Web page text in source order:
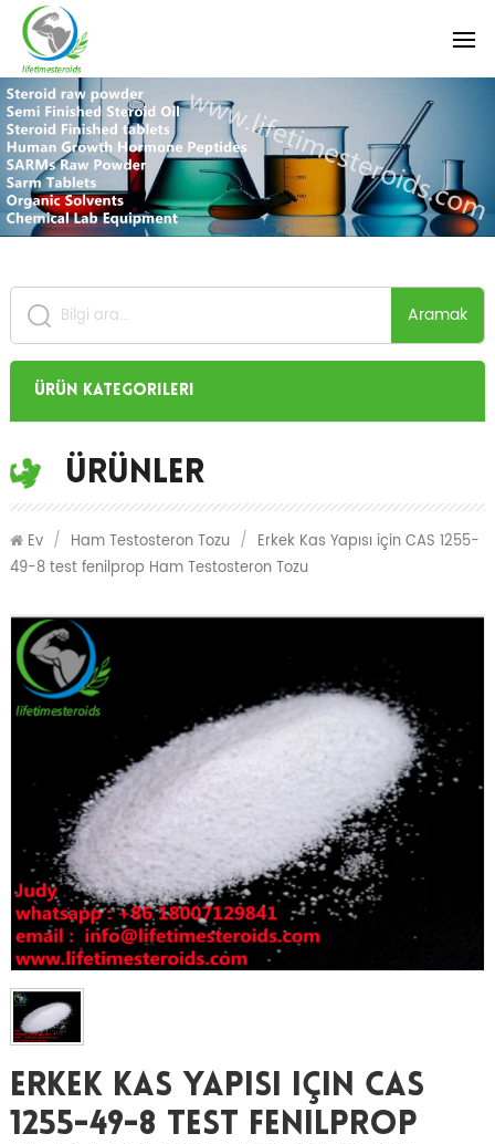
Aramak
Ürün Kategorileri
Ürünler
Ev / Ham Testosteron Tozu / Erkek Kas Yapısı için CAS 1255-
49-8 test fenilprop Ham Testosteron Tozu
Erkek Kas Yapısı Için CAS
1255-49-8 Test Fenilprop